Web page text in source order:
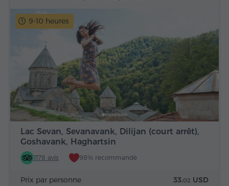
9-10 heures
Lac Sevan, Sevanavank, Dilijan (court arrêt),
Goshavank, Haghartsin
1178 avis 98% recommandé
Prix par personne 33.02 USD